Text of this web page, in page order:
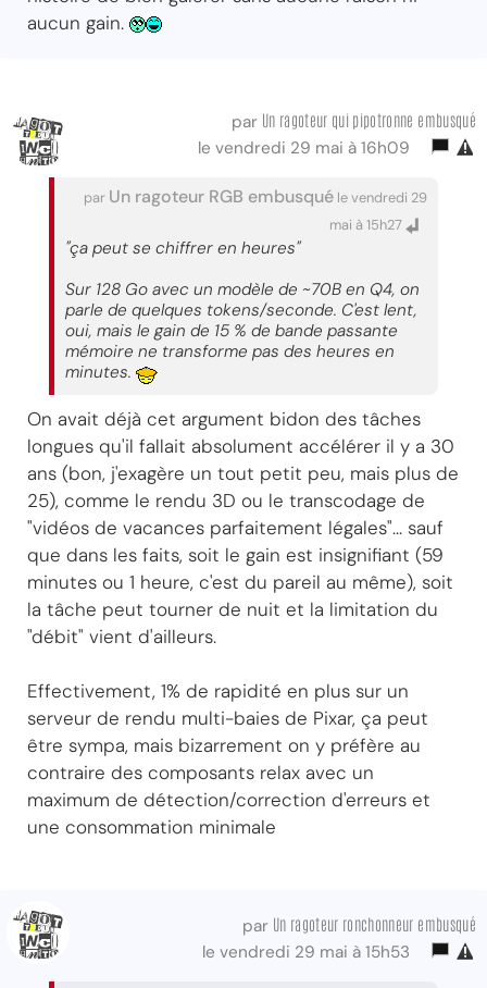
aucun gain.
par Un ragoteur qui pipotronne embusqué
le vendredi 29 mai à 16h09
par Un ragoteur RGB embusqué le vendredi 29
mai à 15h27
"ça peut se chiffrer en heures"
Sur 128 Go avec un modèle de ~70B en Q4, on
parle de quelques tokens/seconde. C'est lent,
oui, mais le gain de 15 % de bande passante
mémoire ne transforme pas des heures en
minutes.
On avait déjà cet argument bidon des tâches
longues qu'il fallait absolument accélérer il y a 30
ans (bon, j'exagère un tout petit peu, mais plus de
25), comme le rendu 3D ou le transcodage de
"vidéos de vacances parfaitement légales"... sauf
que dans les faits, soit le gain est insignifiant (59
minutes ou 1 heure, c'est du pareil au même), soit
la tâche peut tourner de nuit et la limitation du
"débit" vient d'ailleurs.
Effectivement, 1% de rapidité en plus sur un
serveur de rendu multi-baies de Pixar, ça peut
être sympa, mais bizarrement on y préfère au
contraire des composants relax avec un
maximum de détection/correction d'erreurs et
une consommation minimale
par Un ragoteur ronchonneur embusqué
le vendredi 29 mai à 15h53